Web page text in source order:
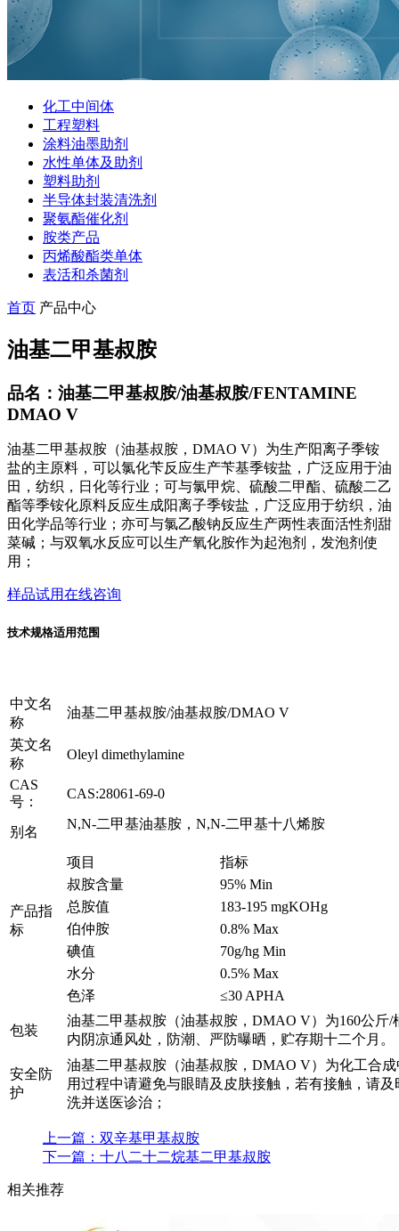
化工中间体
工程塑料
涂料油墨助剂
水性单体及助剂
塑料助剂
半导体封装清洗剂
聚氨酯催化剂
胺类产品
丙烯酸酯类单体
表活和杀菌剂
首页 产品中心
油基二甲基叔胺
品名：油基二甲基叔胺/油基叔胺/FENTAMINE
DMAO V
油基二甲基叔胺（油基叔胺，DMAO V）为生产阳离子季铵
盐的主原料，可以氯化苄反应生产苄基季铵盐，广泛应用于油
田，纺织，日化等行业；可与氯甲烷、硫酸二甲酯、硫酸二乙
酯等季铵化原料反应生成阳离子季铵盐，广泛应用于纺织，油
田化学品等行业；亦可与氯乙酸钠反应生产两性表面活性剂甜
菜碱；与双氧水反应可以生产氧化胺作为起泡剂，发泡剂使
用；
样品试用在线咨询
技术规格适用范围
中文名
称
油基二甲基叔胺/油基叔胺/DMAO V
英文名
称
Oleyl dimethylamine
CAS
号：
CAS:28061-69-0
别名
N,N-二甲基油基胺，N,N-二甲基十八烯胺
产品指
标
项目
指标
叔胺含量
95% Min
总胺值
183-195 mgKOHg
伯仲胺
0.8% Max
碘值
70g/hg Min
水分
0.5% Max
色泽
≤30 APHA
包装
油基二甲基叔胺（油基叔胺，DMAO V）为160公斤/
内阴凉通风处，防潮、严防曝晒，贮存期十二个月。
安全防
护
油基二甲基叔胺（油基叔胺，DMAO V）为化工合
用过程中请避免与眼睛及皮肤接触，若有接触，请
洗并送医诊治；
上一篇： 双辛基甲基叔胺
下一篇： 十八二十二烷基二甲基叔胺
相关推荐